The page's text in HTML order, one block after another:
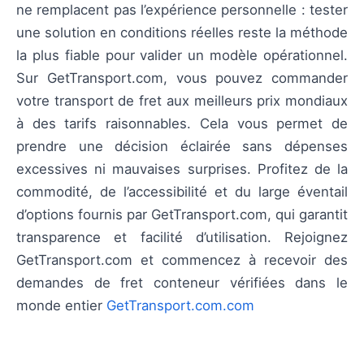
ne remplacent pas l’expérience personnelle : tester
une solution en conditions réelles reste la méthode
la plus fiable pour valider un modèle opérationnel.
Sur GetTransport.com, vous pouvez commander
votre transport de fret aux meilleurs prix mondiaux
à des tarifs raisonnables. Cela vous permet de
prendre une décision éclairée sans dépenses
excessives ni mauvaises surprises. Profitez de la
commodité, de l’accessibilité et du large éventail
d’options fournis par GetTransport.com, qui garantit
transparence et facilité d’utilisation. Rejoignez
GetTransport.com et commencez à recevoir des
demandes de fret conteneur vérifiées dans le
monde entier GetTransport.com.com